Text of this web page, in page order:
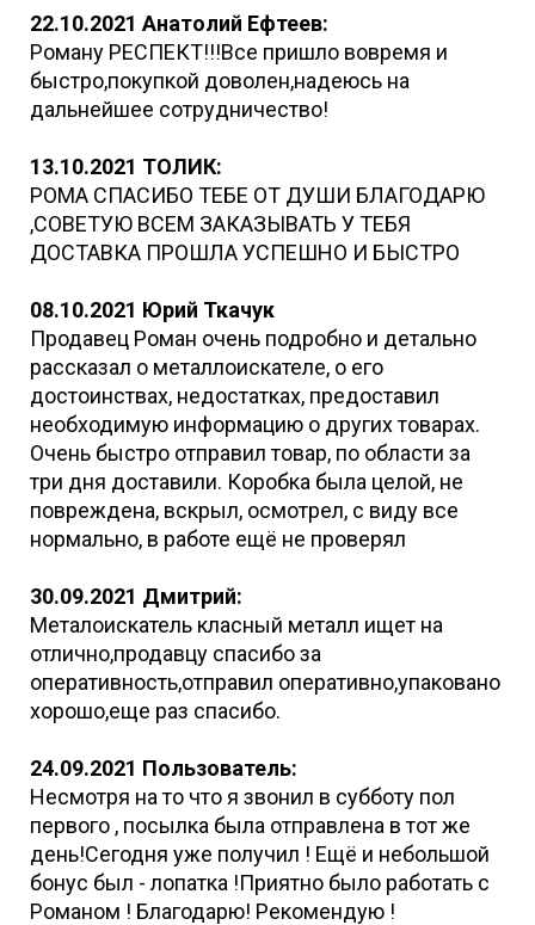
22.10.2021 Анатолий Ефтеев:
Роману РЕСПЕКТ!!!Все пришло вовремя и
быстро,покупкой доволен,надеюсь на
дальнейшее сотрудничество!
13.10.2021 ТОЛИК:
РОМА СПАСИБО ТЕБЕ ОТ ДУШИ БЛАГОДАРЮ
,СОВЕТУЮ ВСЕМ ЗАКАЗЫВАТЬ У ТЕБЯ
ДОСТАВКА ПРОШЛА УСПЕШНО И БЫСТРО
08.10.2021 Юрий Ткачук
Продавец Роман очень подробно и детально
рассказал о металлоискателе, о его
достоинствах, недостатках, предоставил
необходимую информацию о других товарах.
Очень быстро отправил товар, по области за
три дня доставили. Коробка была целой, не
повреждена, вскрыл, осмотрел, с виду все
нормально, в работе ещё не проверял
30.09.2021 Дмитрий:
Металоискатель класный металл ищет на
отлично,продавцу спасибо за
оперативность,отправил оперативно,упаковано
хорошо,еще раз спасибо.
24.09.2021 Пользователь:
Несмотря на то что я звонил в субботу пол
первого , посылка была отправлена в тот же
день!Сегодня уже получил ! Ещё и небольшой
бонус был - лопатка !Приятно было работать с
Романом ! Благодарю! Рекомендую !